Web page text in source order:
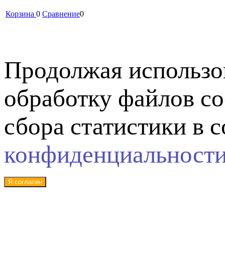
Корзина 0 Сравнение0
Продолжая
обработку файлов
сбора статистики в
Я согласен